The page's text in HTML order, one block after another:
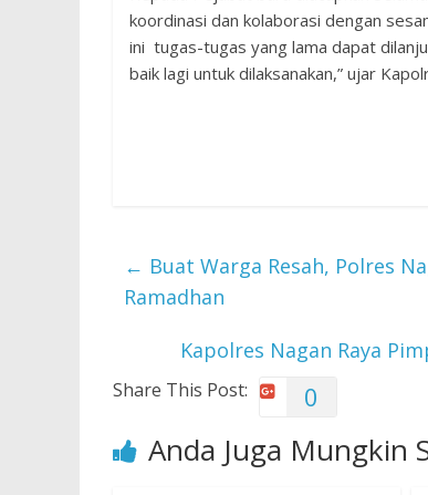
koordinasi dan kolaborasi dengan
ini tugas-tugas yang lama dapat
baik lagi untuk dilaksanakan,” ujar
← Buat Warga Resah, Polres
Ramadhan
Kapolres Nagan Raya
Share This Post: 0
Anda Juga Mungkin